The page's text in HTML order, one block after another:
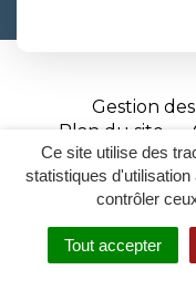
Ce site utilise des
statistiques
contrôler
Tout accepter
Gestion
Plan du site